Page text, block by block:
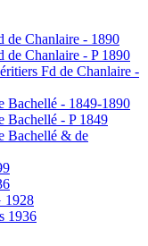
de Chanlaire - 1890
de Chanlaire - P 1890
Fd de Chanlaire -
Bachellé - 1849-1890
Bachellé - P 1849
Bachellé & de
1928
1936